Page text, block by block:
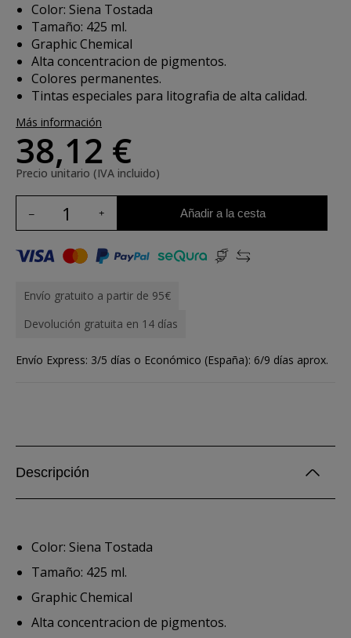
Color: Siena Tostada
Tamaño: 425 ml.
Graphic Chemical
Alta concentracion de pigmentos.
Colores permanentes.
Tintas especiales para litografia de alta calidad.
Más información
38,12 €
Precio unitario (IVA incluido)
Añadir a la cesta
Envío gratuito a partir de 95€
Devolución gratuita en 14 días
Envío Express: 3/5 días o Económico (España): 6/9 días aprox.
Descripción
Color: Siena Tostada
Tamaño: 425 ml.
Graphic Chemical
Alta concentracion de pigmentos.